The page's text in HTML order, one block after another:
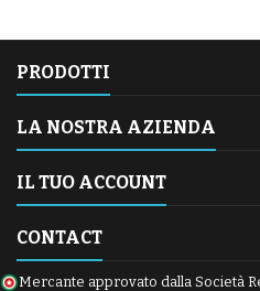
PRODOTTI
LA NOSTRA AZIENDA
IL TUO ACCOUNT
CONTACT
Mercante approvato dalla Società